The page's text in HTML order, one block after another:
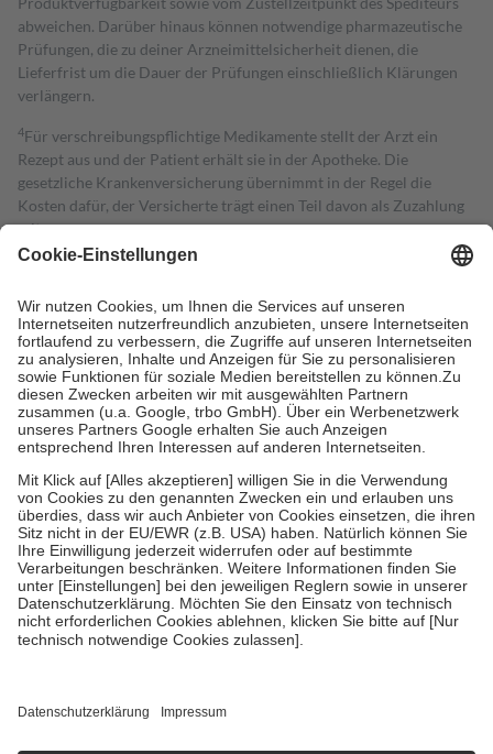
abweichen. Darüber hinaus können notwendige pharmazeutische
Prüfungen, die zu deiner Arzneimittelsicherheit dienen, die
Lieferfrist um die Dauer der Prüfungen einschließlich Klärungen
verlängern.
4Für verschreibungspflichtige Medikamente stellt der Arzt ein
Rezept aus und der Patient erhält sie in der Apotheke. Die
gesetzliche Krankenversicherung übernimmt in der Regel die
Kosten dafür, der Versicherte trägt einen Teil davon als Zuzahlung
mit.
Grundsätzlich leisten Mitglieder Zuzahlungen in Höhe von zehn
höchstens zehn Euro.
Es sind jedoch nie mehr als die tatsächlichen
Kosten der Leistung zu entrichten.
Diese Regeln gelten grundsätzlich auch für Online-Apotheken.
Bei Heilmitteln und häuslicher Krankenpflege beträgt die
Zuzahlung zehn Prozent der Kosten sowie zehn Euro je
Verordnung.
Um das Engagement der Versicherten für ihre eigene Gesundheit zu
stärken und die besondere Stellung der Familie zu unterstützen,
fallenkeine Zuzahlungenan bei:
• Kindern und Jugendlichen bis zum vollendeten 18. Lebensjahr
mit Ausnahme der Fahrkosten
• Untersuchungen zur Vorsorge und Früherkennung, die von der
GKV getragen werden
• empfohlenen Schutzimpfungen
• Harn- und Blutteststreifen
getroffen, um sicherzustellen, dass es sich um echte Bewertungen